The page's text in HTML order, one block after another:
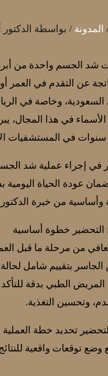
المدونة / بواسطة
شد الجسم واحدة من
عن التقدم في
وخاصة في
الأسماء في هذا المجال،
في المستشفيات
في إجراء عملية شد
عودة الحياة
وأساسية من خبرة
التحضير خطوة أساسية
من مرحلة ما قبل
الجاسر بتقييم شامل
المريض الطبي بدقة
وتحسين التغذية.
تحديد خطة
وضع توقعات واقعية